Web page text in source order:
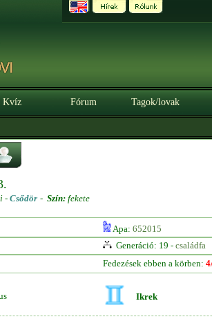
Kvíz Fórum Tagok/lovak
- Csődör - Szín: fekete
Apa: 652015
Generáció: 19 - családfa
Fedezések ebben a körben:
Ikrek